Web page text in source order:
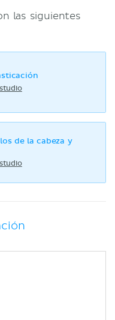
las siguientes
de la cabeza y